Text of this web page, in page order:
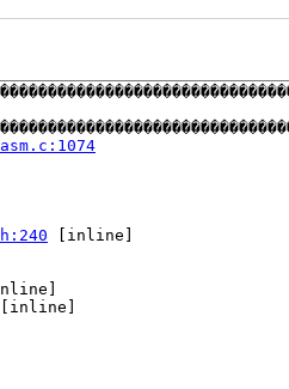
[inline]
[inline]